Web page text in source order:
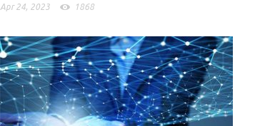
Apr 24, 2023 1868